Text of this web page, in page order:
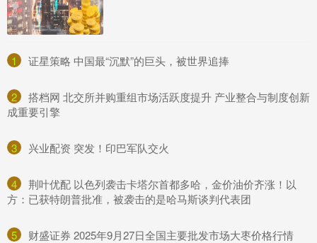
1 ​证星策略 中国最“沉默”的巨头，被世界追捧
2
​搭档网 北交所并购重组市场活跃度提升 产业整合与制度创新
成重要引擎
3 ​兴业配资 突发！印巴军队交火
4
​荆叶优配 以色列袭击卡塔尔首都多哈，金价油价齐涨！以
方：已获特朗普批准，被袭击的是哈马斯谈判代表团
5 ​财盛证券 2025年9月27日全国主要批发市场大枣价格行情